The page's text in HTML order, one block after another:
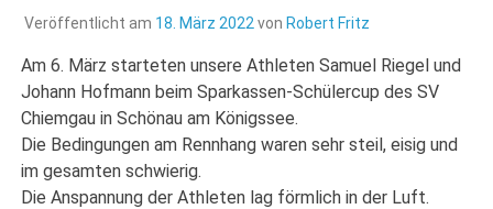
Veröffentlicht am 18. März 2022 von Robert Fritz
Am 6. März starteten unsere Athleten Samuel Riegel und
Johann Hofmann beim Sparkassen-Schülercup des SV
Chiemgau in Schönau am Königssee.
Die Bedingungen am Rennhang waren sehr steil, eisig und
im gesamten schwierig.
Die Anspannung der Athleten lag förmlich in der Luft.